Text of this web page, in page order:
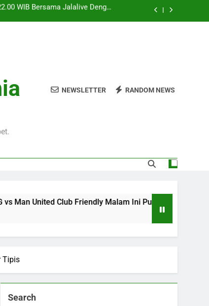
WIB di Jalalive Menjadi Sajian
Ini Pukul 02.00 WIB Membawa
Duel Klub Eropa Yang Dinantikan
WIB Bersama Jalalive Dengan
Pramusim Modern dan Menghibur
WIB di Jalalive Menjadi Sajian
Berita Terbaru Duel
Terkenal Dari Inggris Dan Jerman
NEWSLETTER RANDOM NEWS
Friendly Malam Ini Pukul 22.00 WIB Bersama Jalalive
Tipis
Search